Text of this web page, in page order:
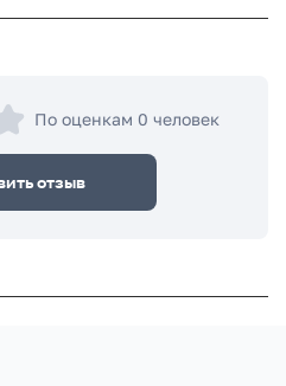
По оценкам 0 человек
отзыв